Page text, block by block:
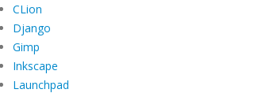
CLion
Django
Gimp
Inkscape
Launchpad